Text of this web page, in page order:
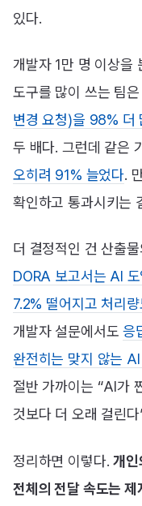
있다.
개발자 1만 명 이상을
도구를 많이 쓰는 팀
변경 요청)을 98% 더
두 배다. 그런데 같은
오히려 91% 늘었다.
확인하고 통과시키는
더 결정적인 건 산출
DORA 보고서는 AI
7.2% 떨어지고 처리
개발자 설문에서도응
완전히는 맞지 않는
절반 가까이는 “AI가
것보다 더 오래 걸린
정리하면 이렇다.개인
전체의 전달 속도는